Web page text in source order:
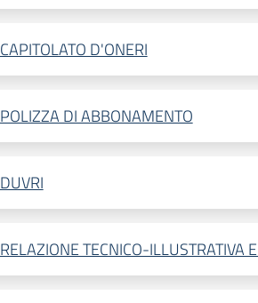
CAPITOLATO D'ONERI
POLIZZA DI ABBONAMENTO
DUVRI
RELAZIONE TECNICO-ILLUSTRATIVA